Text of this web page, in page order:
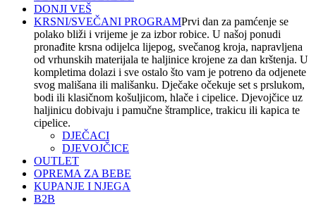
DONJI VEŠ
KRSNI/SVEČANI PROGRAMPrvi dan za pamćenje se
polako bliži i vrijeme je za izbor robice. U našoj ponudi
pronađite krsna odijelca lijepog, svečanog kroja, napravljena
od vrhunskih materijala te haljinice krojene za dan krštenja. U
kompletima dolazi i sve ostalo što vam je potreno da odjenete
svog mališana ili mališanku. Dječake očekuje set s prslukom,
bodi ili klasičnom košuljicom, hlače i cipelice. Djevojčice uz
haljinicu dobivaju i pamučne štramplice, trakicu ili kapica te
cipelice.
DJEČACI
DJEVOJČICE
OUTLET
OPREMA ZA BEBE
KUPANJE I NJEGA
B2B